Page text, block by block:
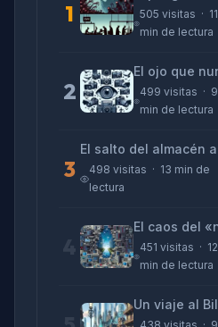
1
505 visitas · 11
min de lectura
2
499 visitas · 9
min de lectura
3
498 visitas · 13 min de
lectura
451 visitas · 12
min de lectura